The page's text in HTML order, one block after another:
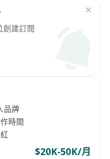
創建訂閱
品牌
時間
$20K-50K/月